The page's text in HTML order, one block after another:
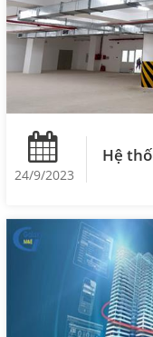
24/9/2023
Hệ